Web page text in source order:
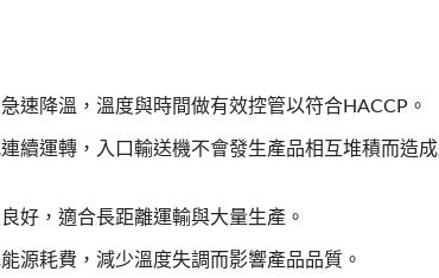
速降溫，溫度與時間做有效控管以符合HACCP。
續運轉，入口輸送機不會發生產品相互堆積而造
好，適合長距離運輸與大量生產。
源耗費，減少溫度失調而影響產品品質。